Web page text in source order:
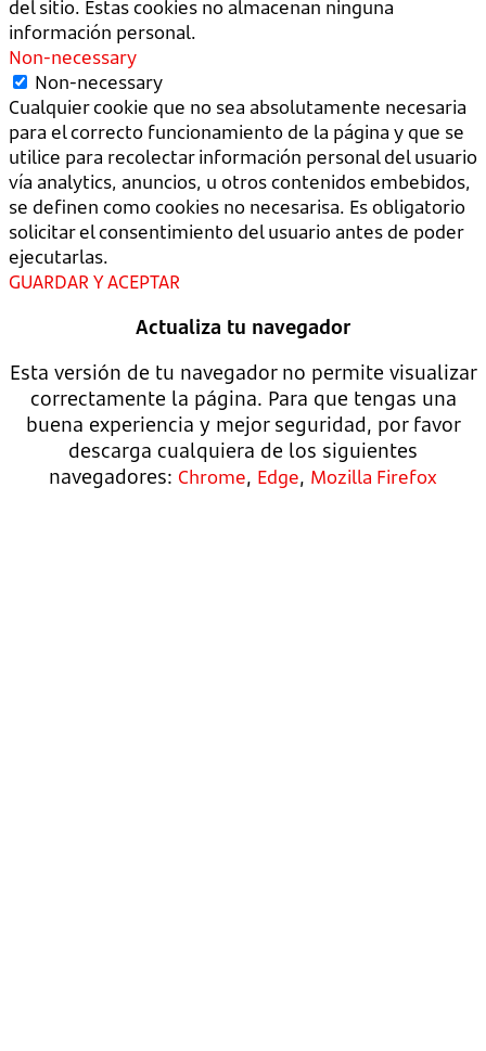
del sitio. Estas cookies no almacenan ninguna
información personal.
Non-necessary
Non-necessary
Cualquier cookie que no sea absolutamente necesaria
para el correcto funcionamiento de la página y que se
utilice para recolectar información personal del usuario
vía analytics, anuncios, u otros contenidos embebidos,
se definen como cookies no necesarisa. Es obligatorio
solicitar el consentimiento del usuario antes de poder
ejecutarlas.
GUARDAR Y ACEPTAR
Actualiza tu navegador
Esta versión de tu navegador no permite visualizar
correctamente la página. Para que tengas una
buena experiencia y mejor seguridad, por favor
descarga cualquiera de los siguientes
navegadores: Chrome, Edge, Mozilla Firefox